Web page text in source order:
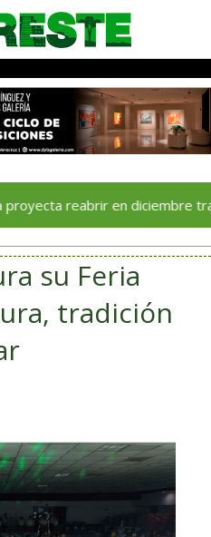
reabrir en diciembre tras
su Feria
tradición